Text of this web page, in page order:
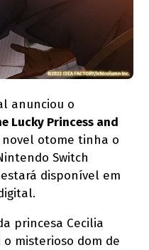
anunciou o
Lucky Princess and
novel otome tinha o
Switch
disponível em
princesa Cecilia
o misterioso dom de